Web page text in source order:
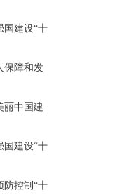
国建设“十
保障和发
丽中国建
国建设“十
防控制“十